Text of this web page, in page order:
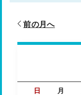
前の月へ
日 月